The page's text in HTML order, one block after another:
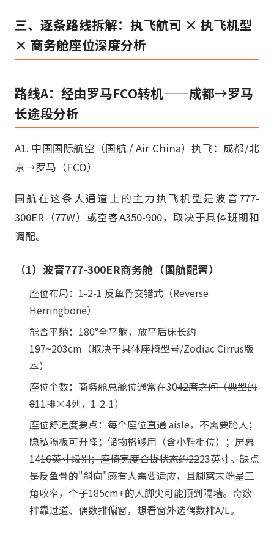
三、逐条路线拆解：执飞航司 × 执飞机型
× 商务舱座位深度分析
路线A：经由罗马FCO转机——成都→罗马
长途段分析
A1. 中国国际航空（国航 / Air China）执飞：成都/北
京→罗马（FCO）
国航在这条大通道上的主力执飞机型是波音777-
300ER（77W）或空客A350-900，取决于具体班期和
调配。
（1）波音777-300ER商务舱（国航配置）
座位布局：1-2-1 反鱼骨交错式（Reverse
Herringbone）
能否平躺：180°全平躺，放平后床长约
197~203cm（取决于具体座椅型号/Zodiac Cirrus版
本）
座位个数：商务舱总舱位通常在3042席之间（典型的
811排×4列，1-2-1）
座位舒适度要点：每个座位直通 aisle，不需要跨人；
隐私隔板可升降；储物格够用（含小鞋柜位）；屏幕
1416英寸级别；座椅宽度合拢状态约2223英寸。缺点
是反鱼骨的"斜向"感有人需要适应，且脚窝末端呈三
角收窄，个子185cm+的人脚尖可能顶到隔墙。奇数
排靠过道、偶数排偏窗，想看窗外选偶数排A/L。